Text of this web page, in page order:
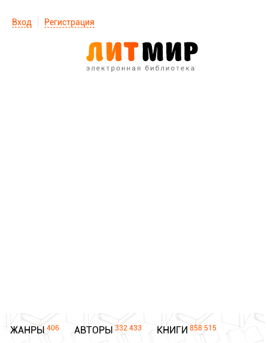
Вход Регистрация
ЖАНРЫ 406 АВТОРЫ 332 433 КНИГИ 858 515